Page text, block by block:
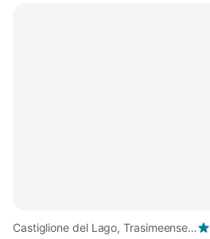
Castiglione del Lago, Trasimeense